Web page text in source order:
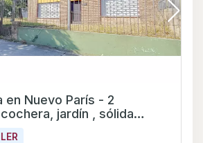
en Nuevo París - 2
jardín , sólida